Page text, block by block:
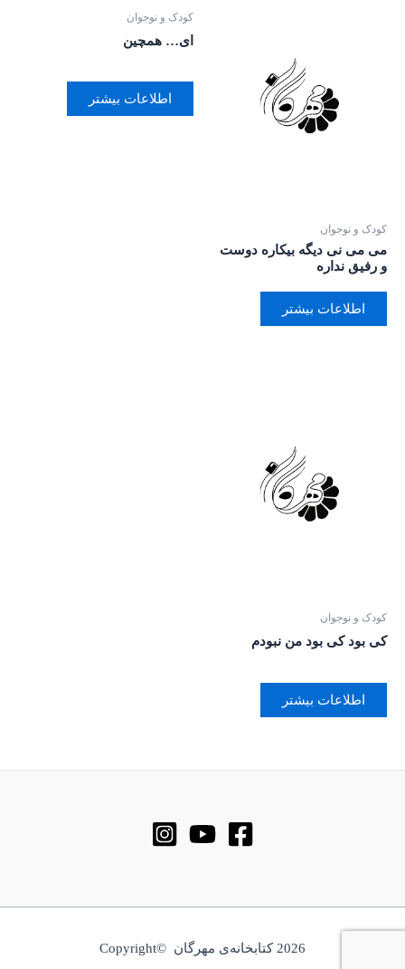
کودک و نوجوان
می می نی دیگه بیکاره دوست
و رفیق نداره
اطلاعات بیشتر
کودک و نوجوان
ای… همچین
اطلاعات بیشتر
کودک و نوجوان
کی بود کی بود من نبودم
اطلاعات بیشتر
2026 کتابخانه‌ی مهرگان ©Copyright